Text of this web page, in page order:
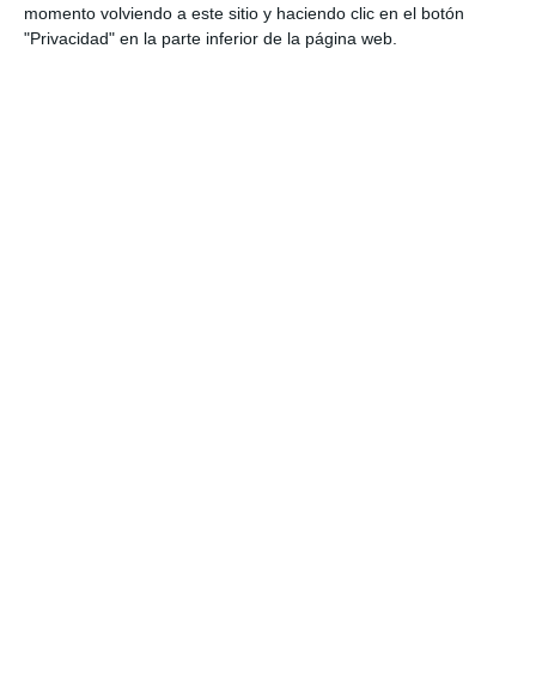
momento volviendo a este sitio y haciendo clic en el botón
"Privacidad" en la parte inferior de la página web.
Swiss Re aumenta su beneficio neto un 9% hasta los 2.800
millones de dólares en el primer semestre